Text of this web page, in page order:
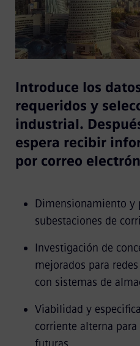
Introduce los
requeridos y
industrial.
espera recibir
por correo
Dimensionamiento y
subestaciones de
Investigación de
mejorados para
con sistemas de
Viabilidad y
corriente alterna